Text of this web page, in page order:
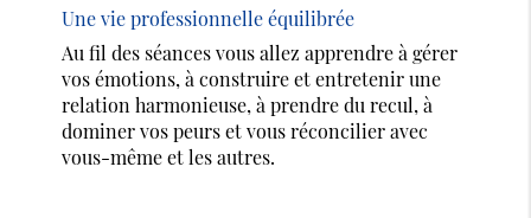
Une vie professionnelle équilibrée
Au fil des séances vous allez apprendre à gérer
vos émotions, à construire et entretenir une
relation harmonieuse, à prendre du recul, à
dominer vos peurs et vous réconcilier avec
vous-même et les autres.